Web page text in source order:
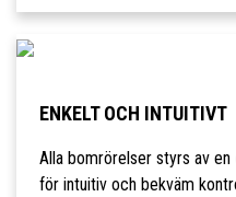
ENKELT OCH INTUITIVT
Alla bomrörelser styrs av en
för intuitiv och bekväm